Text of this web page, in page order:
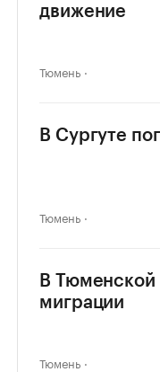
движение
Тюмень
В Сургуте
Тюмень
В Тюменской
миграции
Тюмень